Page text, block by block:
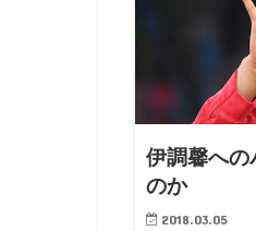
伊調馨への
のか
2018.03.05